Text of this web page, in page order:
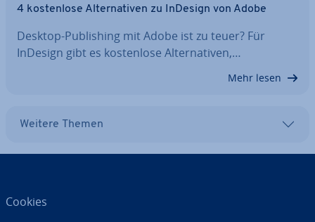
4 kos­ten­lo­se Al­ter­na­ti­ven zu InDesign von Adobe
Desktop-Pu­bli­shing mit Adobe ist zu teuer? Für
InDesign gibt es kos­ten­lo­se Al­ter­na­ti­ven,…
Mehr lesen
Weitere Themen
Cookies